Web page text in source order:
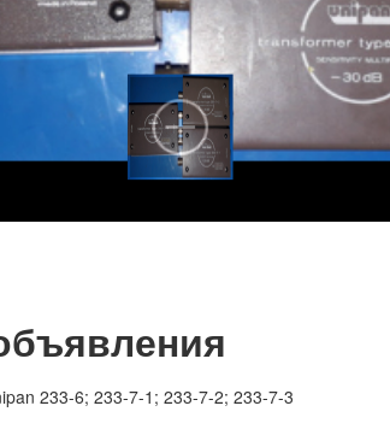
233-6; 233-7-1; 233-7-2; 233-7-3